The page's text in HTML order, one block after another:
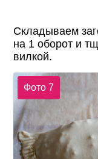
Складываем
на 1 оборот и
вилкой.
Фото 7